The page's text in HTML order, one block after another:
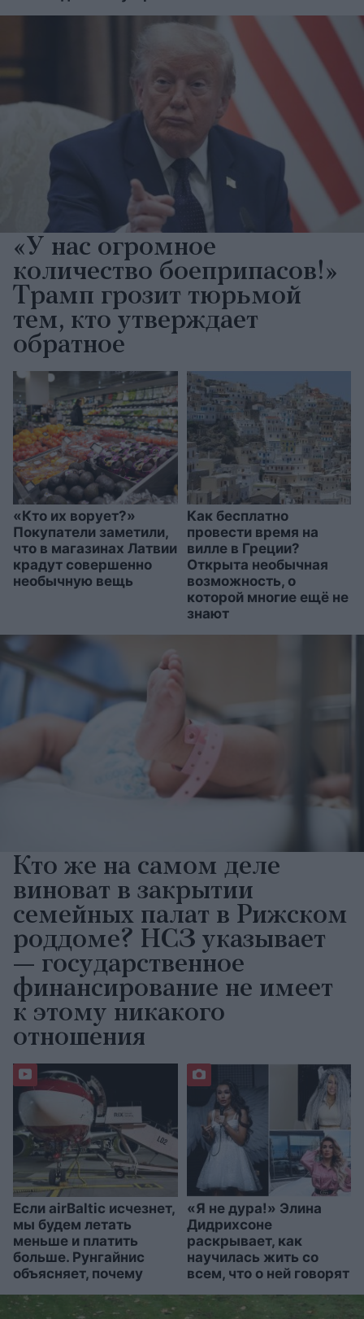
«У нас огромное
количество боеприпасов!»
Трамп грозит тюрьмой
тем, кто утверждает
обратное
«Кто их ворует?»
Покупатели заметили,
что в магазинах Латвии
крадут совершенно
необычную вещь
Как бесплатно
провести время на
вилле в Греции?
Открыта необычная
возможность, о
которой многие ещё не
знают
Кто же на самом деле
виноват в закрытии
семейных палат в Рижском
роддоме? НСЗ указывает
— государственное
финансирование не имеет
к этому никакого
отношения
Если airBaltic исчезнет,
мы будем летать
меньше и платить
больше. Рунгайнис
объясняет, почему
«Я не дура!» Элина
Дидрихсоне
раскрывает, как
научилась жить со
всем, что о ней говорят